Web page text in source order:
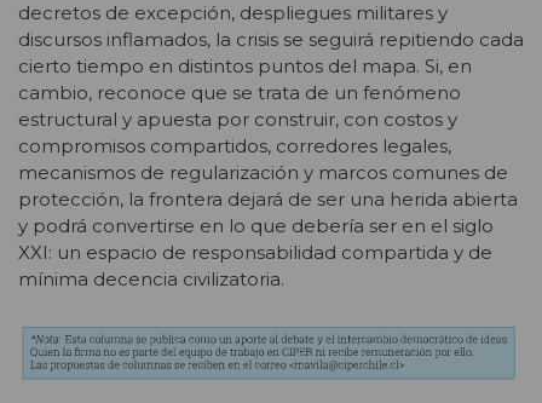
decretos de excepción, despliegues militares y
discursos inflamados, la crisis se seguirá repitiendo cada
cierto tiempo en distintos puntos del mapa. Si, en
cambio, reconoce que se trata de un fenómeno
estructural y apuesta por construir, con costos y
compromisos compartidos, corredores legales,
mecanismos de regularización y marcos comunes de
protección, la frontera dejará de ser una herida abierta
y podrá convertirse en lo que debería ser en el siglo
XXI: un espacio de responsabilidad compartida y de
mínima decencia civilizatoria.